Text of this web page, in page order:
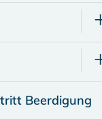
Beerdigung